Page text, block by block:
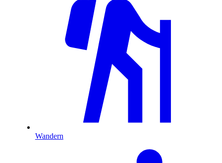
Wandern